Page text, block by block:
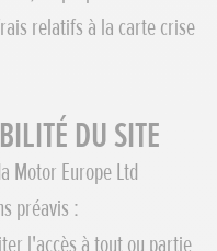
relatifs à la carte crise
DU SITE
Motor Europe Ltd
préavis :